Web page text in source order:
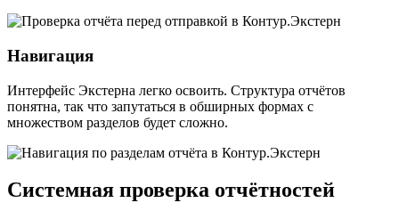
Навигация
Интерфейс Экстерна легко освоить. Структура отчётов
понятна, так что запутаться в обширных формах с
множеством разделов будет сложно.
Системная проверка отчётностей